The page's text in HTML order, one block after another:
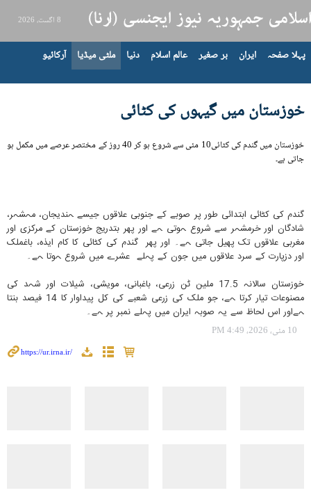
8 اگست، 2026
پہلا صفحہ ایران بر صغیر عالم اسلام دنیا ملٹی میڈیا آرکائیو
خوزستان میں گیہوں کی کٹائی
خوزستان میں گندم کی کٹائی10 مئی سے شروع ہو کر 40 روز کے مختصر عرصے میں مکمل ہو
جاتی ہے۔
گندم کی کٹائی ابتدائی طور پر صوبے کے جنوبی علاقوں جیسے ہندیجان، مہشہر،
شادگان اور خرمشہر سے شروع ہوتی ہے اور پھر بتدریج خوزستان کے مرکزی اور
مغربی علاقوں تک پھیل جاتی ہے۔ اور پھر گندم کی کٹائی کا کام ایذہ، باغملک
اور دزپارت کے سرد علاقوں میں جون کے پہلے عشرے میں شروع ہوتا ہے۔
خوزستان سالانہ 17.5 ملین ٹن زرعی، باغبانی، مویشی، شیلات اور شہد کی
مصنوعات تیار کرتا ہے، جو ملک کی زرعی شعبے کی کل پیداوار کا 14 فیصد بنتا
ہےاور اس لحاظ سے یہ صوبہ ایران میں پہلے نمبر پر ہے۔
10 مئی، 2026، 4:49 PM